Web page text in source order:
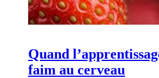
Quand
faim au cerveau